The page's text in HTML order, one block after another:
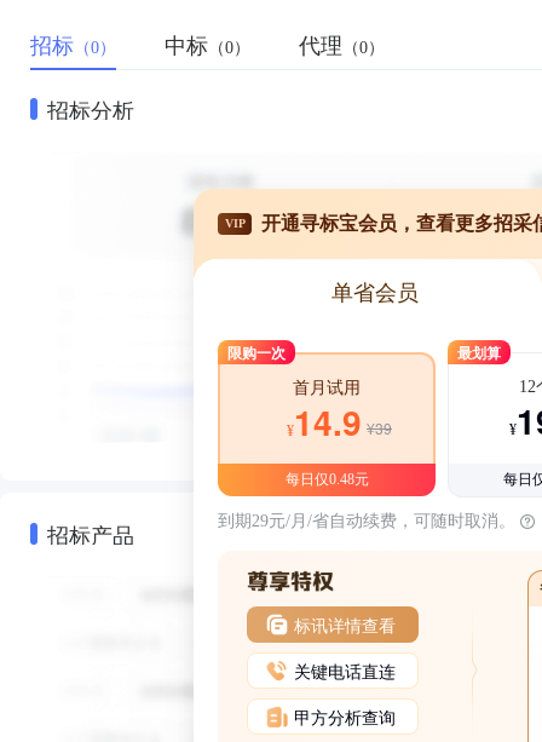
招标 （0） 中标 （0） 代理 （0）
招标分析
招标产品
VIP 开通寻标宝会员，查看更多招采
单省会员
限购一次
首月试用
¥14.9 ¥39
每日仅0.48元
最划算
12
¥
每日
到期29元/月/省自动续费，可随时取消。
标讯详情查看
关键电话直连
甲方分析查询